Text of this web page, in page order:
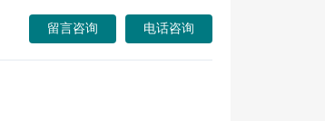
留言咨询 电话咨询